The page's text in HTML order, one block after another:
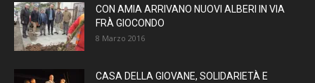
CON AMIA ARRIVANO NUOVI ALBERI IN VIA
FRÀ GIOCONDO
8 Marzo 2016
CASA DELLA GIOVANE, SOLIDARIETÀ E